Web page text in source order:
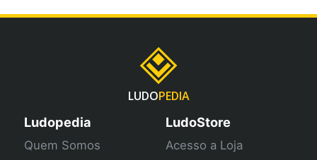
LUDOPEDIA
Ludopedia
Quem Somos
LudoStore
Acesso a Loja